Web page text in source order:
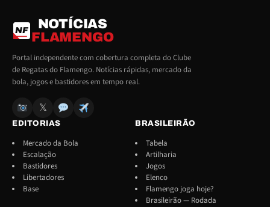
NF
NOTÍCIAS
FLAMENGO
Portal independente com cobertura completa do Clube
de Regatas do Flamengo. Notícias rápidas, mercado da
bola, jogos e bastidores em tempo real.
𝕏
EDITORIAS
Mercado da Bola
Escalação
Bastidores
Libertadores
Base
BRASILEIRÃO
Tabela
Artilharia
Jogos
Elenco
Flamengo joga hoje?
Brasileirão — Rodada